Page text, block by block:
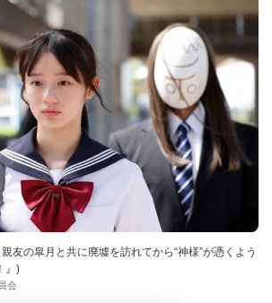
友の皐月と共に廃墟を訪れてから“神様”が憑くよう
』)
会